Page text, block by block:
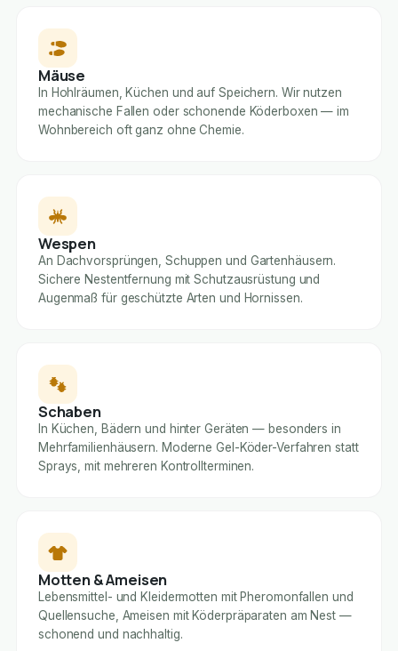
Mäuse
In Hohlräumen, Küchen und auf Speichern. Wir nutzen
mechanische Fallen oder schonende Köderboxen — im
Wohnbereich oft ganz ohne Chemie.
Wespen
An Dachvorsprüngen, Schuppen und Gartenhäusern.
Sichere Nestentfernung mit Schutzausrüstung und
Augenmaß für geschützte Arten und Hornissen.
Schaben
In Küchen, Bädern und hinter Geräten — besonders in
Mehrfamilienhäusern. Moderne Gel-Köder-Verfahren statt
Sprays, mit mehreren Kontrollterminen.
Motten & Ameisen
Lebensmittel- und Kleidermotten mit Pheromonfallen und
Quellensuche, Ameisen mit Köderpräparaten am Nest —
schonend und nachhaltig.